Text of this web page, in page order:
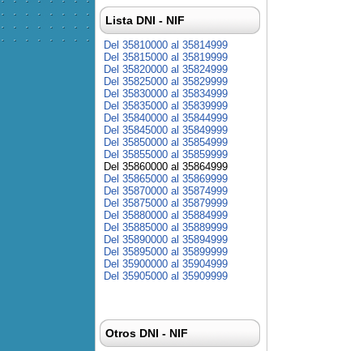
Lista DNI - NIF
Del 35810000 al 35814999
Del 35815000 al 35819999
Del 35820000 al 35824999
Del 35825000 al 35829999
Del 35830000 al 35834999
Del 35835000 al 35839999
Del 35840000 al 35844999
Del 35845000 al 35849999
Del 35850000 al 35854999
Del 35855000 al 35859999
Del 35860000 al 35864999
Del 35865000 al 35869999
Del 35870000 al 35874999
Del 35875000 al 35879999
Del 35880000 al 35884999
Del 35885000 al 35889999
Del 35890000 al 35894999
Del 35895000 al 35899999
Del 35900000 al 35904999
Del 35905000 al 35909999
Otros DNI - NIF